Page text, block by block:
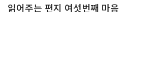
읽어주는 편지 여섯번째 마음